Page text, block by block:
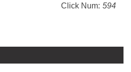
Click Num: 594